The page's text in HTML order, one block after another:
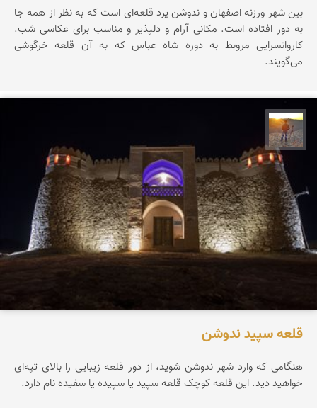
بین شهر ورزنه اصفهان و ندوشن یزد قلعه‌ای است که به نظر از همه جا
به دور افتاده است. مکانی آرام و دلپذیر و مناسب برای عکاسی شب.
کاروانسرایی مروبط به دوره شاه عباس که به آن قلعه خرگوشی
می‌گویند.
قلعه سپید ندوشن
هنگامی که وارد شهر ندوشن شوید، از دور قلعه زیبایی را بالای تپه‌ای
خواهید دید. این قلعه کوچک قلعه سپید یا سپیده یا سفیده نام دارد.